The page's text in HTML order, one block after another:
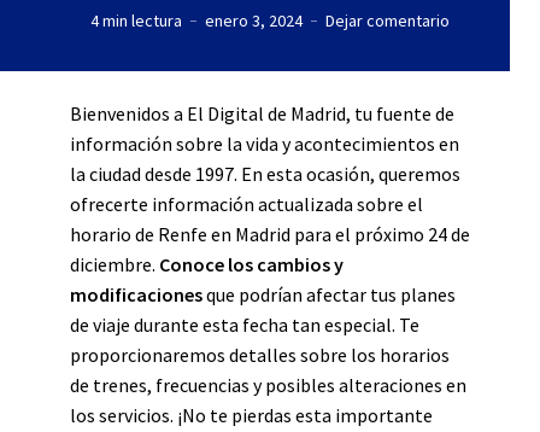
4 min lectura enero 3, 2024 Dejar comentario
Bienvenidos a El Digital de Madrid, tu fuente de
información sobre la vida y acontecimientos en
la ciudad desde 1997. En esta ocasión, queremos
ofrecerte información actualizada sobre el
horario de Renfe en Madrid para el próximo 24 de
diciembre. Conoce los cambios y
modificacionesque podrían afectar tus planes
de viaje durante esta fecha tan especial. Te
proporcionaremos detalles sobre los horarios
de trenes, frecuencias y posibles alteraciones en
los servicios. ¡No te pierdas esta importante